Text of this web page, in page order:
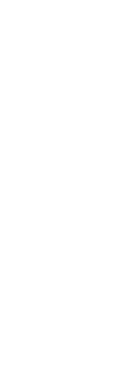
sie uns dabei, dir